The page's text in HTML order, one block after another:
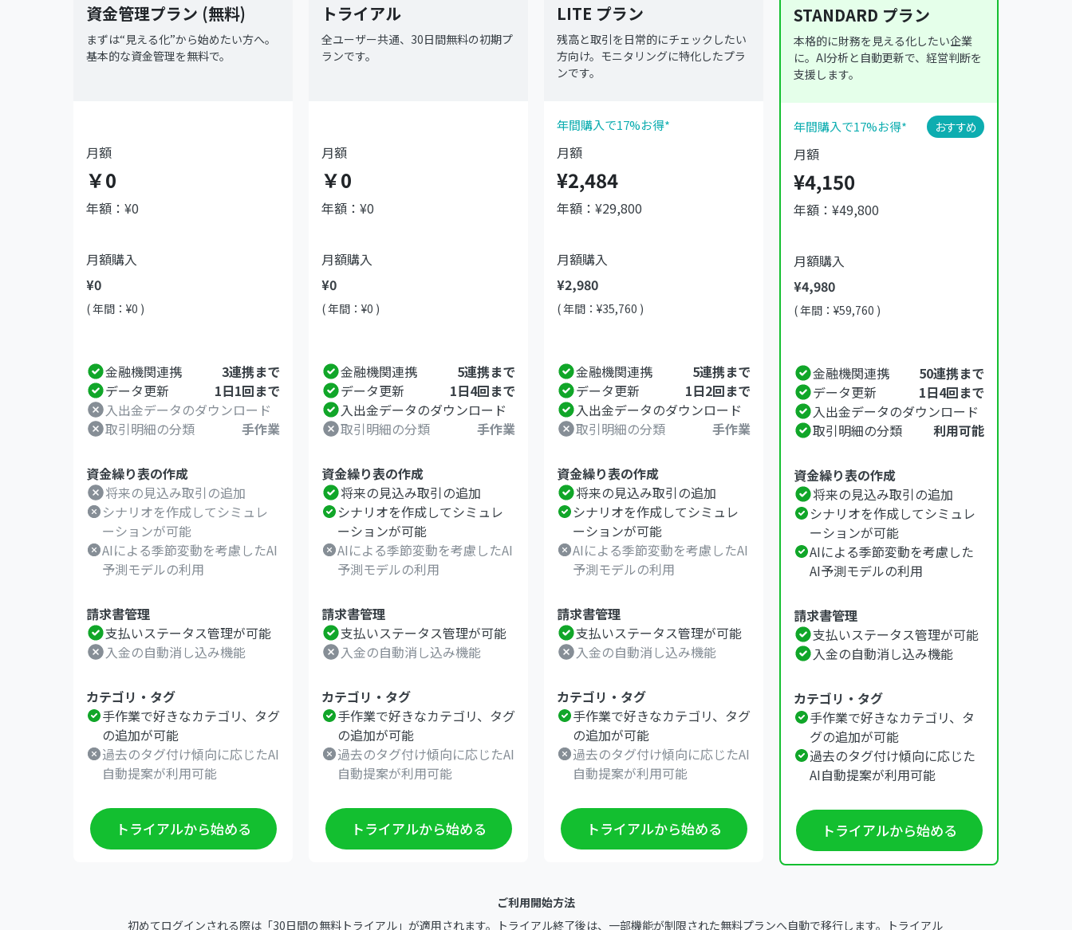
資金管理プラン (無料)
まずは“見える化”から始めたい方へ。
基本的な資金管理を無料で。
月額
￥0
年額：¥0
月額購入
¥0
( 年間：¥0 )
金融機関連携
3連携まで
データ更新
1日1回まで
入出金データのダウンロード
取引明細の分類
手作業
資金繰り表の作成
将来の見込み取引の追加
シナリオを作成してシミュレ
ーションが可能
AIによる季節変動を考慮したAI
予測モデルの利用
請求書管理
支払いステータス管理が可能
入金の自動消し込み機能
カテゴリ・タグ
手作業で好きなカテゴリ、タグ
の追加が可能
過去のタグ付け傾向に応じたAI
自動提案が利用可能
トライアルから始める
トライアル
全ユーザー共通、30日間無料の初期プ
ランです。
月額
￥0
年額：¥0
月額購入
¥0
( 年間：¥0 )
金融機関連携
5連携まで
データ更新
1日4回まで
入出金データのダウンロード
取引明細の分類
手作業
資金繰り表の作成
将来の見込み取引の追加
シナリオを作成してシミュレ
ーションが可能
AIによる季節変動を考慮したAI
予測モデルの利用
請求書管理
支払いステータス管理が可能
入金の自動消し込み機能
カテゴリ・タグ
手作業で好きなカテゴリ、タグ
の追加が可能
過去のタグ付け傾向に応じたAI
自動提案が利用可能
トライアルから始める
LITE プラン
残高と取引を日常的にチェックしたい
方向け。モニタリングに特化したプラ
ンです。
年間購入で17%お得*
月額
¥2,484
年額：¥29,800
月額購入
¥2,980
( 年間：¥35,760 )
金融機関連携
5連携まで
データ更新
1日2回まで
入出金データのダウンロード
取引明細の分類
手作業
資金繰り表の作成
将来の見込み取引の追加
シナリオを作成してシミュレ
ーションが可能
AIによる季節変動を考慮したAI
予測モデルの利用
請求書管理
支払いステータス管理が可能
入金の自動消し込み機能
カテゴリ・タグ
手作業で好きなカテゴリ、タグ
の追加が可能
過去のタグ付け傾向に応じたAI
自動提案が利用可能
トライアルから始める
STANDARD プラン
本格的に財務を見える化したい企業
に。AI分析と自動更新で、経営判断を
支援します。
年間購入で17%お得* おすすめ
月額
¥4,150
年額：¥49,800
月額購入
¥4,980
( 年間：¥59,760 )
金融機関連携
50連携まで
データ更新
1日4回まで
入出金データのダウンロード
取引明細の分類
利用可能
資金繰り表の作成
将来の見込み取引の追加
シナリオを作成してシミュレ
ーションが可能
AIによる季節変動を考慮した
AI予測モデルの利用
請求書管理
支払いステータス管理が可能
入金の自動消し込み機能
カテゴリ・タグ
手作業で好きなカテゴリ、タ
グの追加が可能
過去のタグ付け傾向に応じた
AI自動提案が利用可能
トライアルから始める
ご利用開始方法
初めてログインされる際は「30日間の無料トライアル」が適用されます。トライアル終了後は、一部機能が制限された無料プランへ自動で移行します。トライアル